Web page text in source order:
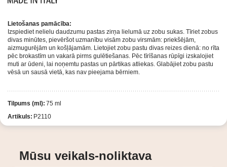
Lietošanas pamācība:
Izspiediet nelielu daudzumu pastas zirņa lielumā uz zobu sukas. Tīriet zobus
divas minūtes, pievēršot uzmanību visām zobu virsmām: priekšējām,
aizmugurējām un košļājamām. Lietojiet zobu pastu divas reizes dienā: no rīta
pēc brokastīm un vakarā pirms gulētiešanas. Pēc tīrīšanas rūpīgi izskalojiet
muti ar ūdeni, lai noņemtu pastas un pārtikas atliekas. Glabājiet zobu pastu
vēsā un sausā vietā, kas nav pieejama bērniem.
Tilpums (ml): 75 ml
Artikuls: P2110
Mūsu veikals-noliktava